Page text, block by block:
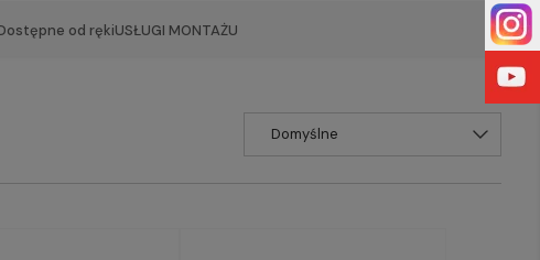
od rękiUSŁUGI MONTAŻU